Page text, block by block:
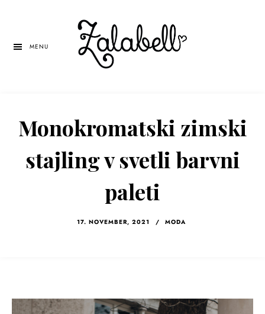
MENU
Monokromatski zimski
stajling v svetli barvni
paleti
17. NOVEMBER, 2021 / MODA